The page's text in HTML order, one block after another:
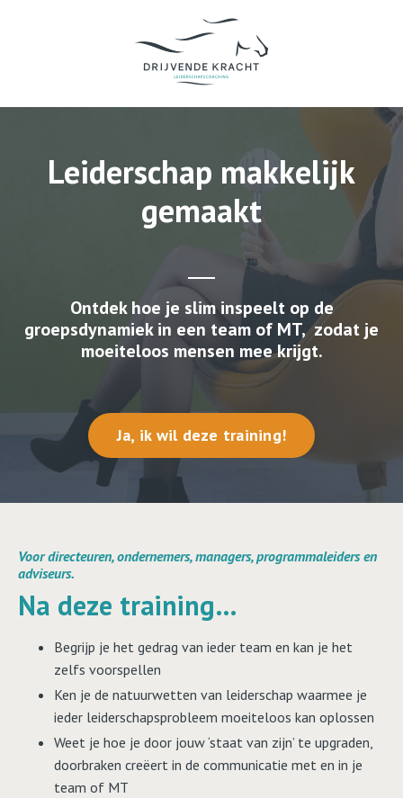
Leiderschap makkelijk
gemaakt
Ontdek hoe je slim inspeelt op de
groepsdynamiek in een team of MT, zodat je
moeiteloos mensen mee krijgt.
Ja, ik wil deze training!
Voordirecteuren, ondernemers, managers, programmaleiders en
adviseurs.
Na deze training…
Begrijp je het gedrag van ieder team en kan je het
zelfs voorspellen
Ken je de natuurwetten van leiderschap waarmee je
ieder leiderschapsprobleem moeiteloos kan oplossen
Weet je hoe je door jouw ‘staat van zijn’ te upgraden,
doorbraken creëert in de communicatie met en in je
team of MT